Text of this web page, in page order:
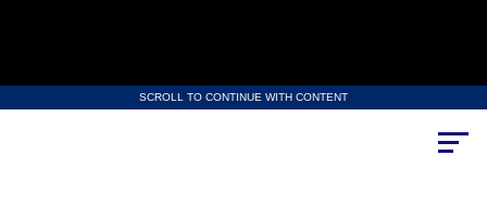
SCROLL TO CONTINUE WITH CONTENT